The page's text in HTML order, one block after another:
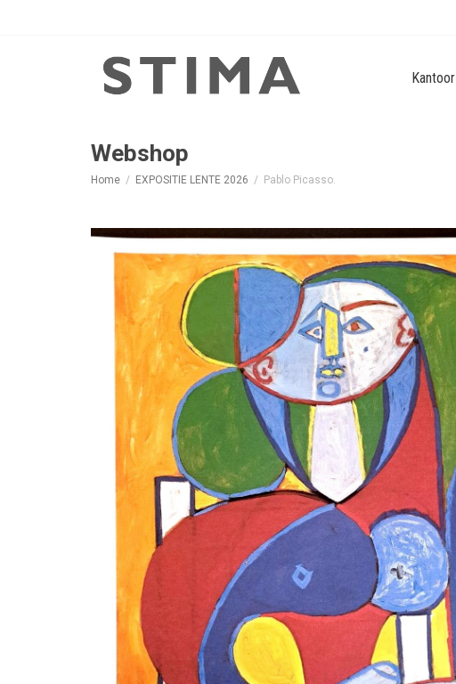
Kantoor
Webshop
Home EXPOSITIE LENTE 2026 Pablo Picasso.